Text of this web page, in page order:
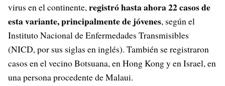
virus en el continente,registró hasta ahora 22 casos de
esta variante, principalmente de jóvenes, según el
Instituto Nacional de Enfermedades Transmisibles
(NICD, por sus siglas en inglés). También se registraron
casos en el vecino Botsuana, en Hong Kong y en Israel, en
una persona procedente de Malaui.